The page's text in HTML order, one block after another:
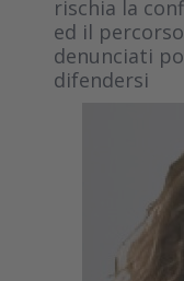
rischia la
ed il
denunciati
difendersi